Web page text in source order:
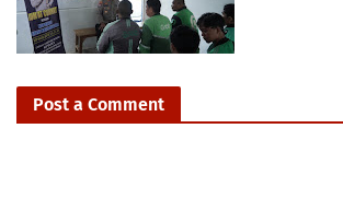
Post a Comment